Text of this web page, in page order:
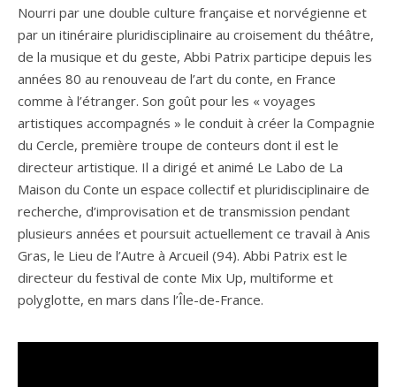
Nourri par une double culture française et norvégienne et
par un itinéraire pluridisciplinaire au croisement du théâtre,
de la musique et du geste, Abbi Patrix participe depuis les
années 80 au renouveau de l’art du conte, en France
comme à l’étranger. Son goût pour les « voyages
artistiques accompagnés » le conduit à créer la Compagnie
du Cercle, première troupe de conteurs dont il est le
directeur artistique. Il a dirigé et animé Le Labo de La
Maison du Conte un espace collectif et pluridisciplinaire de
recherche, d’improvisation et de transmission pendant
plusieurs années et poursuit actuellement ce travail à Anis
Gras, le Lieu de l’Autre à Arcueil (94). Abbi Patrix est le
directeur du festival de conte Mix Up, multiforme et
polyglotte, en mars dans l’Île-de-France.